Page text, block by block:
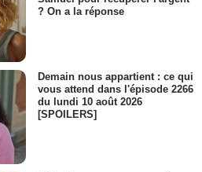
? On a la réponse
Demain nous appartient : ce qui
vous attend dans l'épisode 2266
du lundi 10 août 2026
[SPOILERS]